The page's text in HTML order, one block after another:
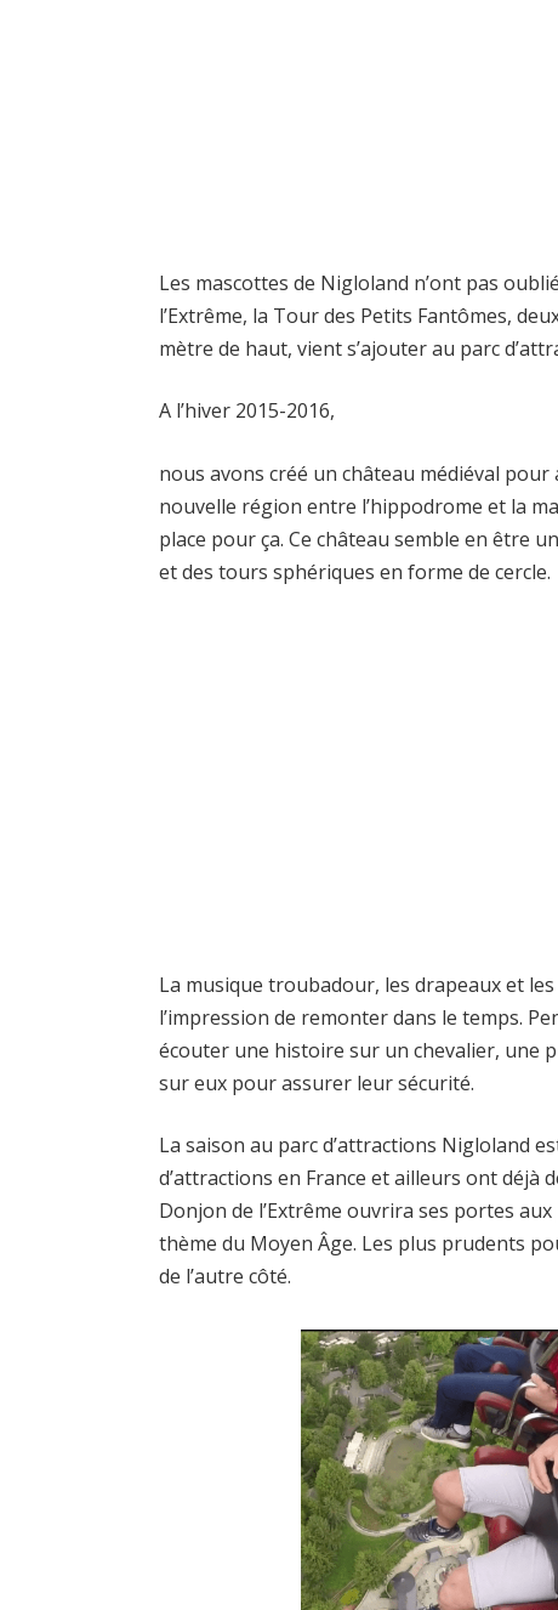
Les mascottes de Nigloland n’ont pas
l’Extrême, la Tour des Petits Fantômes,
mètre de haut, vient s’ajouter au parc
A l’hiver 2015-2016,
nous avons créé un château médiéval pour
nouvelle région entre l’hippodrome et la
place pour ça. Ce château semble en être
et des tours sphériques en forme de cercle.
La musique troubadour, les drapeaux et
l’impression de remonter dans le temps.
écouter une histoire sur un chevalier, une
sur eux pour assurer leur sécurité.
La saison au parc d’attractions Nigloland
d’attractions en France et ailleurs ont déjà
Donjon de l’Extrême ouvrira ses portes
thème du Moyen Âge. Les plus prudents
de l’autre côté.